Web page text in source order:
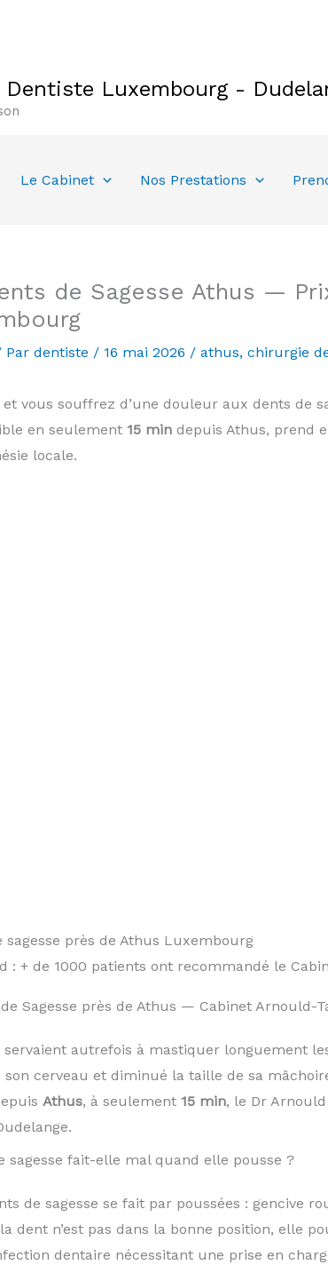
Luxembourg -
Le Cabinet Nos Prestations
de Sagesse Athus —
Par dentiste / 16 mai 2026 / athus, chirurgie
vous souffrez d’une douleur aux dents de
en seulement 15 mindepuis Athus, prend
locale.
: + de 1000 patients ont recommandé le
Sagesse près de Athus — Cabinet Arnould-
servaient autrefois à mastiquer longuement
cerveau et diminué la taille de sa
Athus, à seulement 15 min, le Dr
sagesse fait-elle mal quand elle pousse ?
de sagesse se fait par poussées : gencive
dent n’est pas dans la bonne position, elle
dentaire nécessitant une prise en